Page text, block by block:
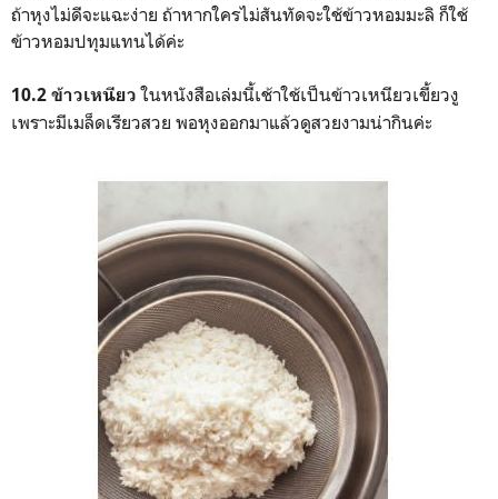
ถ้าหุงไม่ดีจะแฉะง่าย ถ้าหากใครไม่สันทัดจะใช้ข้าวหอมมะลิ ก็ใช้
ข้าวหอมปทุมแทนได้ค่ะ
10.2 ข้าวเหนียวในหนังสือเล่มนี้เช้าใช้เป็นข้าวเหนียวเขี้ยวงู
เพราะมีเมล็ดเรียวสวย พอหุงออกมาแล้วดูสวยงามน่ากินค่ะ